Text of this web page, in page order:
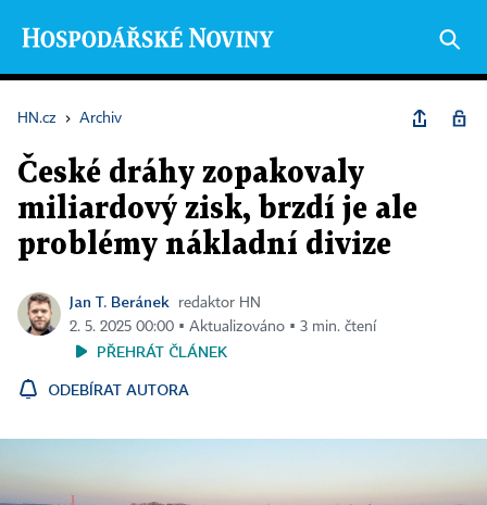
HN.cz › Archiv
České dráhy zopakovaly
miliardový zisk, brzdí je ale
problémy nákladní divize
Jan T. Beránek
redaktor HN
2. 5. 2025 00:00 ▪ Aktualizováno ▪ 3 min. čtení
PŘEHRÁT ČLÁNEK
ODEBÍRAT AUTORA